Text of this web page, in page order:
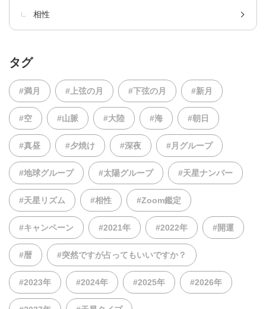
相性
タグ
#満月 #上弦の月 #下弦の月 #新月
#空 #山脈 #大陸 #海 #朝日
#真昼 #夕焼け #深夜 #月グループ
#地球グループ #太陽グループ #天星ナンバー
#天星リズム #相性 #Zoom鑑定
#キャンペーン #2021年 #2022年 #開運
#暦 #突然ですが占ってもいいですか？
#2023年 #2024年 #2025年 #2026年